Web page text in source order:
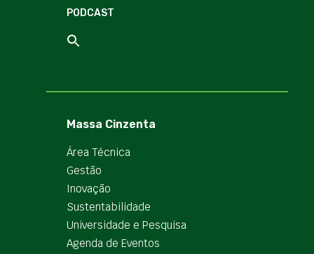
PODCAST
Massa Cinzenta
Área Técnica
Gestão
Inovação
Sustentabilidade
Universidade e Pesquisa
Agenda de Eventos